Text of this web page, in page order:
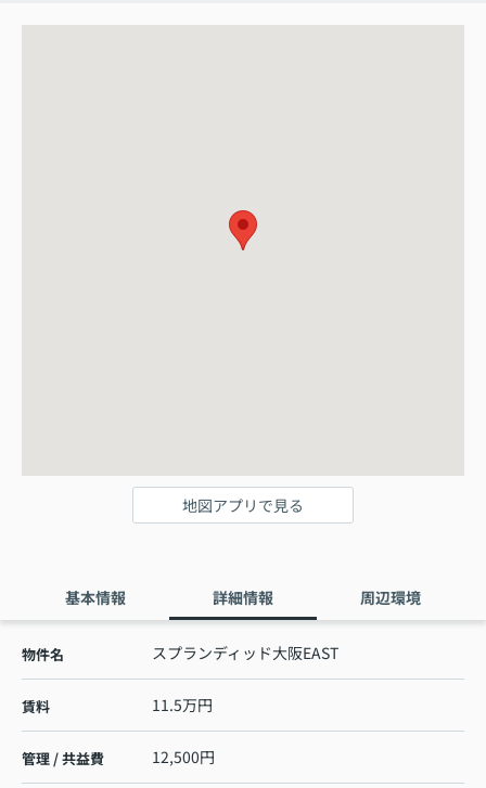
地図アプリで見る
基本情報 詳細情報 周辺環境
物件名 スプランディッド大阪EAST
賃料 11.5万円
管理 / 共益費 12,500円